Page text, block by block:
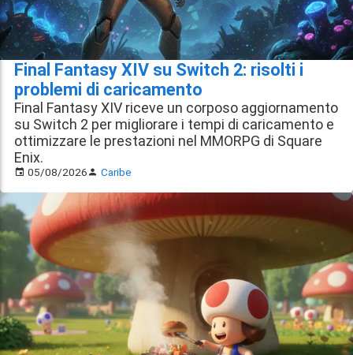
Final Fantasy XIV su Switch 2: risolti i
problemi di caricamento
Final Fantasy XIV riceve un corposo aggiornamento
su Switch 2 per migliorare i tempi di caricamento e
ottimizzare le prestazioni nel MMORPG di Square
Enix.
05/08/2026 Caribe